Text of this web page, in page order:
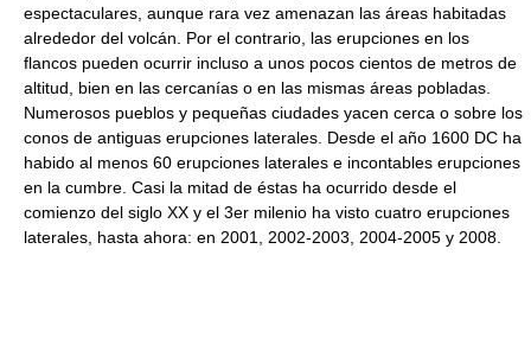
espectaculares, aunque rara vez amenazan las áreas habitadas
alrededor del volcán. Por el contrario, las erupciones en los
flancos pueden ocurrir incluso a unos pocos cientos de metros de
altitud, bien en las cercanías o en las mismas áreas pobladas.
Numerosos pueblos y pequeñas ciudades yacen cerca o sobre los
conos de antiguas erupciones laterales. Desde el año 1600 DC ha
habido al menos 60 erupciones laterales e incontables erupciones
en la cumbre. Casi la mitad de éstas ha ocurrido desde el
comienzo del siglo XX y el 3er milenio ha visto cuatro erupciones
laterales, hasta ahora: en 2001, 2002-2003, 2004-2005 y 2008.